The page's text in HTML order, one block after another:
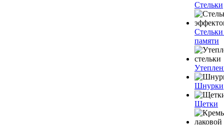
Стельки
памяти
Шнурки
Щетки